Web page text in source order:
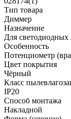
Тип товара
Диммер
Назначение
Для
Особенность
Потенциометр
Цвет покрытия
Чёрный
Класс
IP20
Способ монтажа
Накладной